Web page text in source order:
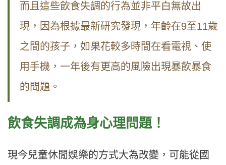
而且這些飲食失調的行為並非平白無故出
現，因為根據最新研究發現，年齡在9至11歲
之間的孩子，如果花較多時間在看電視、使
用手機，一年後有更高的風險出現暴飲暴食
的問題。
飲食失調成為身心理問題！
現今兒童休閒娛樂的方式大為改變，可能從國